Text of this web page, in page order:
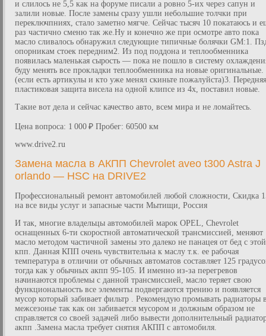
и слилось не 5,5 как на форуме писали а ровно 5-их через сапун и
залили новые. После замены сразу ушли небольшие толчки при
переключпниях, стало заметно мягче. Сейчас тысяч 10 покатаюсь и
раз частично сменю так же.Ну и конечно же при осмотре авто пока
масло сливалось обнаружил следующие типичные болячки GM:1.
опорникам стоек передним2. Из под поддона и теплообменника
появилась маленькая сырость — пока не пошло в систему
буду менять все прокладки теплообменника на новые оригинальные.
(если есть артикулы и кто уже менял скиньте пожалуйста)3. Передняя
пластиковая защита висела на одной клипсе из 4х, поставил новые.
Такие вот дела и сейчас качество авто, всем мира и не ломайтесь.
Цена вопроса: 1 000 ₽ Пробег: 60500 км
www.drive2.ru
Замена масла в АКПП Chevrolet aveo t300 Astra J
orlando — HSC на DRIVE2
Профессиональный ремонт автомобилей любой сложности, Скидка
на все виды услуг и запасные части Мытищи, Россия
И так, многие владельцы автомобилей марок OPEL, Chevrolet
оснащенных 6-ти скоростной автоматической трансмиссией, меняют
масло методом частичной замены это далеко не панацея от бед с этой
кпп. Данная КПП очень чувствительна к маслу т.к. ее рабочая
температура в отличии от обычных автоматов составляет 125
тогда как у обычных акпп 95-105. И именно из-за перегревов
начинаются проблемы с данной трансмиссией, масло теряет свою
функциональность все элементы подвергаются трению и появляется
мусор который забивает фильтр . Рекомендую промывать радиаторы
межсезонье так как он забивается мусором и должным образом не
справляется со своей задачей либо вывести дополнительный
акпп .Замена масла требует снятия АКПП с автомобиля.